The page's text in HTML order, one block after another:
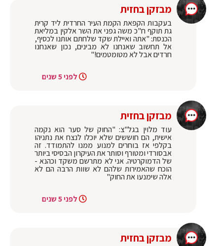
מבזקן בחזית
בעקבות הקפאת הקמת העיר החרדית ליד קרית
גת תוקף ח"כ משה גפני את השר אלקין במליאת
הכנסת: "אתה ואיילת שקד שלחתם אותנו לכסיף,
אל תחשוב שאנחנו לא מבינים, נכון שאנחנו
חרדים אבל לא מטומטמים!"
לפני 5 שנים
מבזקן בחזית
עוד מלוין בגל"צ: "החוק של סער הוא נקמה
אישית, הם חוששים שלא יוכלו לנצח את נתניהו
בקלפי אז בוחרים למנוע ממנו להתמודד. זה
אבסורדי ומטורף וסותר את העיקרון הבסיסי ביותר
של הדמוקרטיה. אני לא מתרשם משקד וכהנא -
הוכח שהאמירות שלהם לא שוות הרבה הם לא
אלה שימנעו את החוק"
לפני 5 שנים
מבזקן בחזית